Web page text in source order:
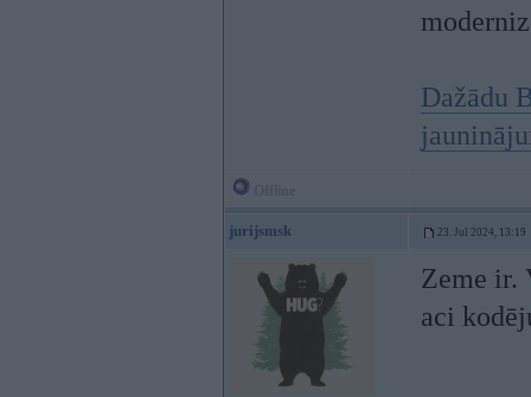
Dažādu
jurijsmsk 23. Jul 2024, 13:19
Zeme ir.
aci